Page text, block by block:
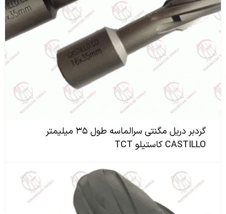
گردبر دریل مگنتی سرالماسه طول ۳۵ میلیمتر
CASTILLO کاستیلو TCT